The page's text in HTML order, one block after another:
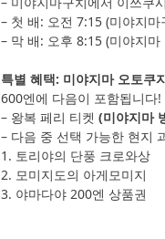
– 첫 배: 오전 7:15 (미야지마
– 막 배: 오후 8:15 (미야지마
특별 혜택: 미야지마 오토쿠
600엔에 다음이 포함됩니다!
– 왕복 페리 티켓 (미야지마
– 다음 중 선택 가능한 현지
1. 토리야의 단풍 크로와상
2. 모미지도의 아게모미지
3. 야마다야 200엔 상품권